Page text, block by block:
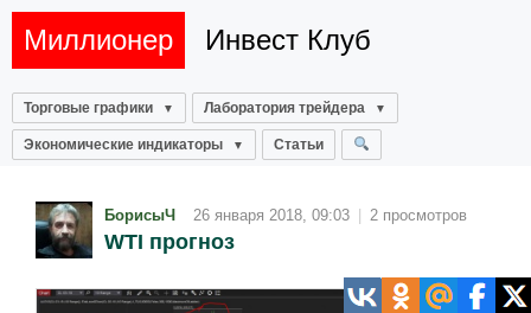
Миллионер Инвест Клуб
Торговые графики Лаборатория трейдера
Экономические индикаторы Статьи
БорисыЧ 26 января 2018, 09:03 | 2 просмотров
WTI прогноз